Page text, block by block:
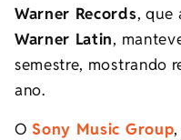
Warner Records, que
Warner Latin,
semestre, mostrando
ano.
OSony Music Group